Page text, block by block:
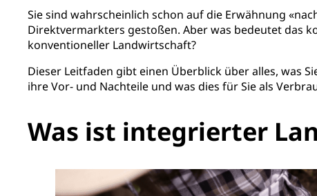
Sie sind wahrscheinlich schon auf die Erwähnung
Direktvermarkters gestoßen. Aber was bedeutet das
konventioneller Landwirtschaft?
Dieser Leitfaden gibt einen Überblick über alles, was
ihre Vor- und Nachteile und was dies für Sie als
Was ist integrierter